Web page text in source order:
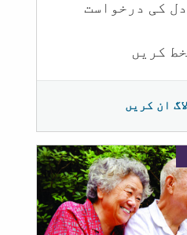
کی درخواست
کریں
ان کریں